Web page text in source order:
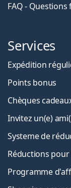
FAQ -
Services
Expédition
Points bonus
Chèques
Invitez un(e)
Systeme de
Réductions
Programme